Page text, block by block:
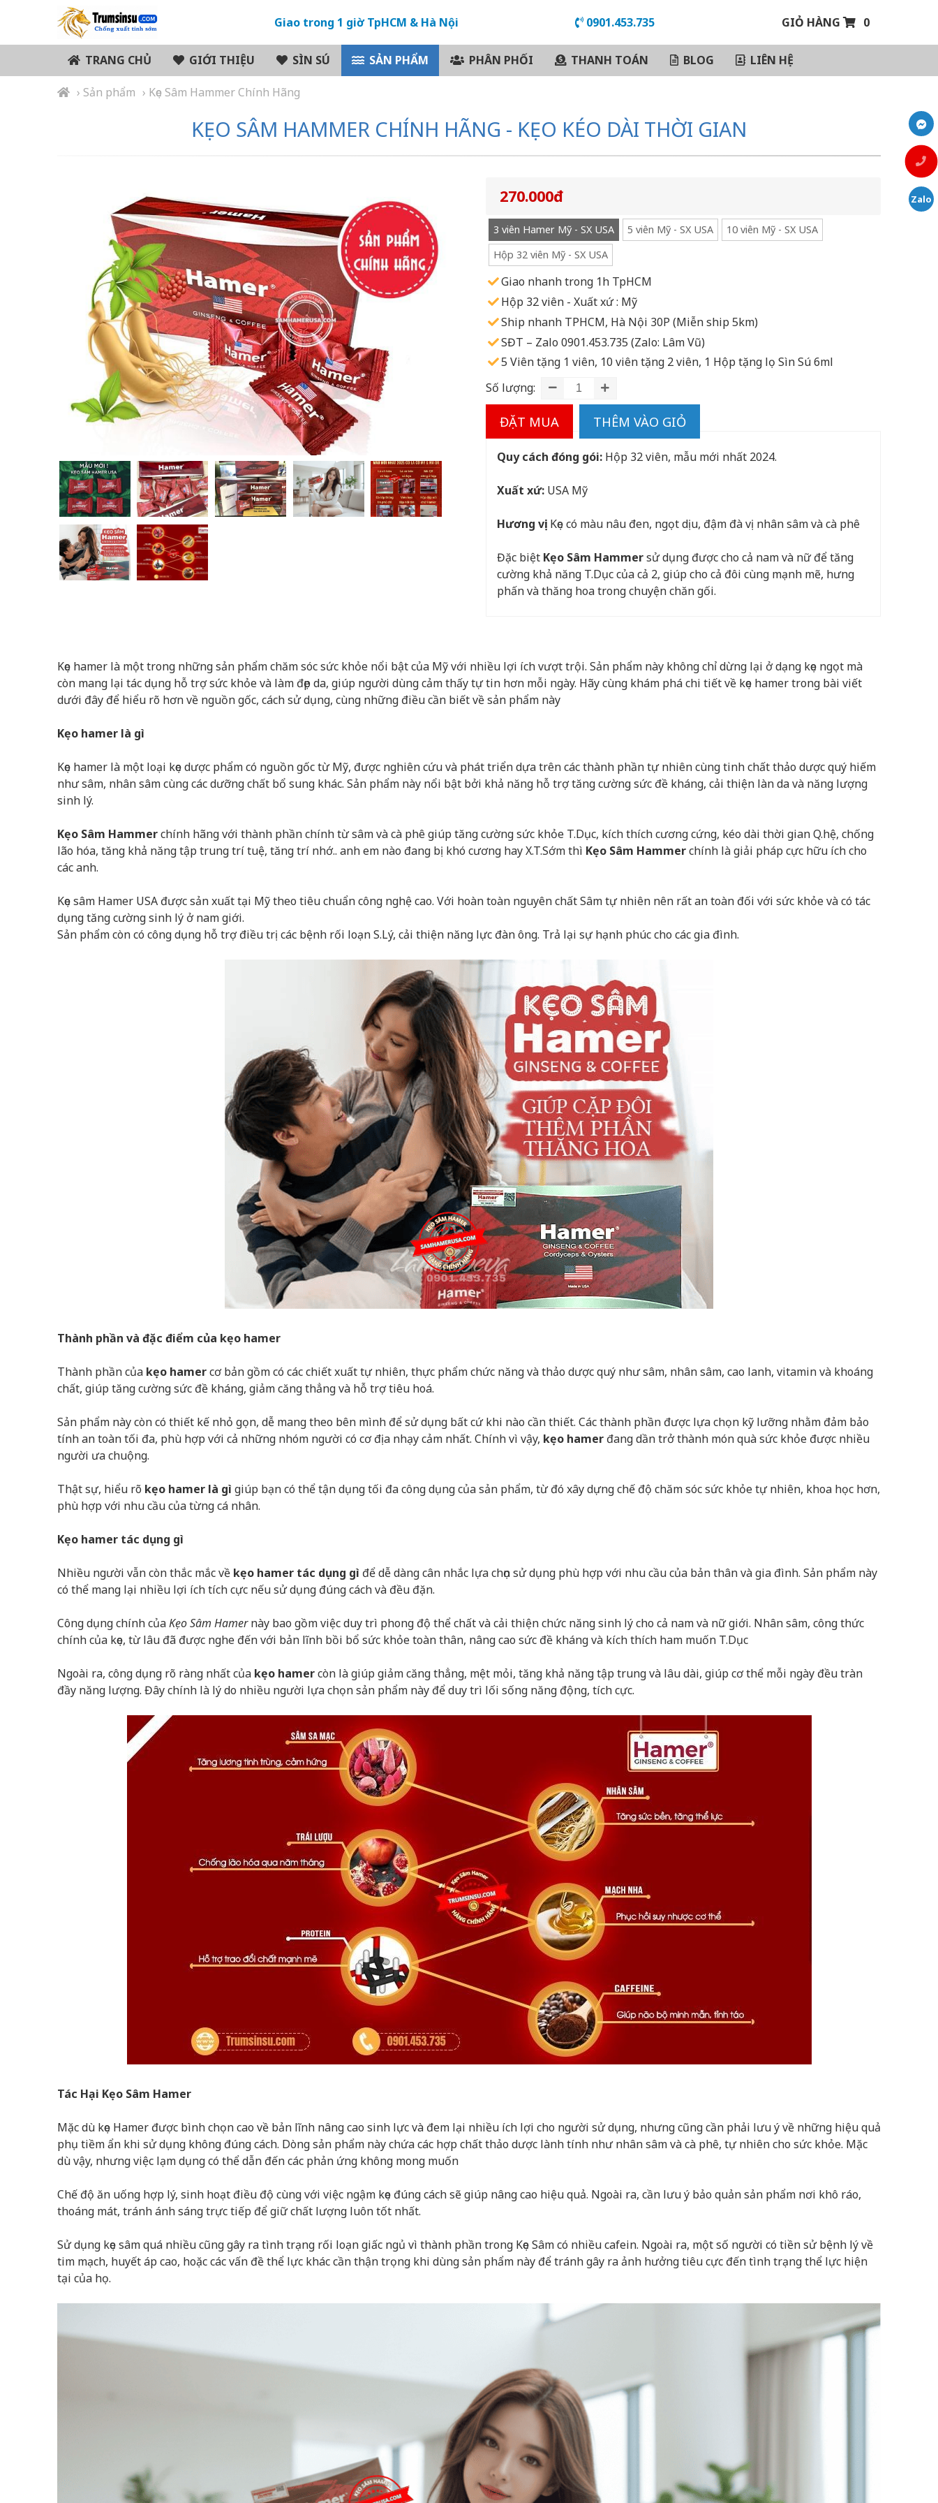
Giao trong 1 giờ TpHCM & Hà Nội 0901.453.735 GIỎ HÀNG 0
TRANG CHỦ GIỚI THIỆU SÌN SÚ SẢN PHẨM PHÂN PHỐI THANH TOÁN BLOG LIÊN HỆ
› Sản phẩm › Kẹo Sâm Hammer Chính Hãng
KẸO SÂM HAMMER CHÍNH HÃNG - KẸO KÉO DÀI THỜI GIAN
270.000đ
3 viên Hamer Mỹ - SX USA 5 viên Mỹ - SX USA
10 viên Mỹ - SX USA
Hộp 32 viên Mỹ - SX USA
Giao nhanh trong 1h TpHCM
Hộp 32 viên - Xuất xứ : Mỹ
Ship nhanh TPHCM, Hà Nội 30P (Miễn ship 5km)
SĐT – Zalo 0901.453.735 (Zalo: Lâm Vũ)
5 Viên tặng 1 viên, 10 viên tặng 2 viên, 1 Hộp tặng lọ Sìn Sú 6ml
Số lượng:
ĐẶT MUA THÊM VÀO GIỎ
Quy cách đóng gói:Hộp 32 viên, mẫu mới nhất 2024.
Xuất xứ:USA Mỹ
Hương vị:Kẹo có màu nâu đen, ngọt dịu, đậm đà vị nhân sâm và cà phê
Đặc biệt Kẹo Sâm Hammersử dụng được cho cả nam và nữ để tăng
cường khả năng T.Dục của cả 2, giúp cho cả đôi cùng mạnh mẽ, hưng
phấn và thăng hoa trong chuyện chăn gối.
Kẹo hamer là một trong những sản phẩm chăm sóc sức khỏe nổi bật của Mỹ với nhiều lợi ích vượt trội. Sản phẩm này không chỉ dừng lại ở dạng kẹo ngọt mà
còn mang lại tác dụng hỗ trợ sức khỏe và làm đẹp da, giúp người dùng cảm thấy tự tin hơn mỗi ngày. Hãy cùng khám phá chi tiết về kẹo hamer trong bài viết
dưới đây để hiểu rõ hơn về nguồn gốc, cách sử dụng, cùng những điều cần biết về sản phẩm này
Kẹo hamer là gì
Kẹo hamer là một loại kẹo dược phẩm có nguồn gốc từ Mỹ, được nghiên cứu và phát triển dựa trên các thành phần tự nhiên cùng tinh chất thảo dược quý hiếm
như sâm, nhân sâm cùng các dưỡng chất bổ sung khác. Sản phẩm này nổi bật bởi khả năng hỗ trợ tăng cường sức đề kháng, cải thiện làn da và năng lượng
sinh lý.
Kẹo Sâm Hammerchính hãng với thành phần chính từ sâm và cà phê giúp tăng cường sức khỏe T.Dục, kích thích cương cứng, kéo dài thời gian Q.hệ, chống
lão hóa, tăng khả năng tập trung trí tuệ, tăng trí nhớ.. anh em nào đang bị khó cương hay X.T.Sớm thì Kẹo Sâm Hammerchính là giải pháp cực hữu ích cho
các anh.
Kẹo sâm Hamer USA được sản xuất tại Mỹ theo tiêu chuẩn công nghệ cao. Với hoàn toàn nguyên chất Sâm tự nhiên nên rất an toàn đối với sức khỏe và có tác
dụng tăng cường sinh lý ở nam giới.
Sản phẩm còn có công dụng hỗ trợ điều trị các bệnh rối loạn S.Lý, cải thiện năng lực đàn ông. Trả lại sự hạnh phúc cho các gia đình.
Thành phần và đặc điểm của kẹo hamer
Thành phần của kẹo hamercơ bản gồm có các chiết xuất tự nhiên, thực phẩm chức năng và thảo dược quý như sâm, nhân sâm, cao lanh, vitamin và khoáng
chất, giúp tăng cường sức đề kháng, giảm căng thẳng và hỗ trợ tiêu hoá.
Sản phẩm này còn có thiết kế nhỏ gọn, dễ mang theo bên mình để sử dụng bất cứ khi nào cần thiết. Các thành phần được lựa chọn kỹ lưỡng nhằm đảm bảo
tính an toàn tối đa, phù hợp với cả những nhóm người có cơ địa nhạy cảm nhất. Chính vì vậy, kẹo hamer đang dần trở thành món quà sức khỏe được nhiều
người ưa chuộng.
Thật sự, hiểu rõ kẹo hamer là gì giúp bạn có thể tận dụng tối đa công dụng của sản phẩm, từ đó xây dựng chế độ chăm sóc sức khỏe tự nhiên, khoa học hơn,
phù hợp với nhu cầu của từng cá nhân.
Kẹo hamer tác dụng gì
Nhiều người vẫn còn thắc mắc về kẹo hamer tác dụng gì để dễ dàng cân nhắc lựa chọn sử dụng phù hợp với nhu cầu của bản thân và gia đình. Sản phẩm này
có thể mang lại nhiều lợi ích tích cực nếu sử dụng đúng cách và đều đặn.
Công dụng chính củaKẹo Sâm Hamernày bao gồm việc duy trì phong độ thể chất và cải thiện chức năng sinh lý cho cả nam và nữ giới. Nhân sâm, công thức
chính của kẹo, từ lâu đã được nghe đến với bản lĩnh bồi bổ sức khỏe toàn thân, nâng cao sức đề kháng và kích thích ham muốn T.Dục
Ngoài ra, công dụng rõ ràng nhất của kẹo hamercòn là giúp giảm căng thẳng, mệt mỏi, tăng khả năng tập trung và lâu dài, giúp cơ thể mỗi ngày đều tràn
đầy năng lượng. Đây chính là lý do nhiều người lựa chọn sản phẩm này để duy trì lối sống năng động, tích cực.
Tác Hại Kẹo Sâm Hamer
Mặc dù kẹo Hamer được bình chọn cao về bản lĩnh nâng cao sinh lực và đem lại nhiều ích lợi cho người sử dụng, nhưng cũng cần phải lưu ý về những hiệu quả
phụ tiềm ẩn khi sử dụng không đúng cách. Dòng sản phẩm này chứa các hợp chất thảo dược lành tính như nhân sâm và cà phê, tự nhiên cho sức khỏe. Mặc
dù vậy, nhưng việc lạm dụng có thể dẫn đến các phản ứng không mong muốn
Chế độ ăn uống hợp lý, sinh hoạt điều độ cùng với việc ngậm kẹo đúng cách sẽ giúp nâng cao hiệu quả. Ngoài ra, cần lưu ý bảo quản sản phẩm nơi khô ráo,
thoáng mát, tránh ánh sáng trực tiếp để giữ chất lượng luôn tốt nhất.
Sử dụng kẹo sâm quá nhiều cũng gây ra tình trạng rối loạn giấc ngủ vì thành phần trong Kẹo Sâm có nhiều cafein. Ngoài ra, một số người có tiền sử bệnh lý về
tim mạch, huyết áp cao, hoặc các vấn đề thể lực khác cần thận trọng khi dùng sản phẩm này để tránh gây ra ảnh hưởng tiêu cực đến tình trạng thể lực hiện
tại của họ.